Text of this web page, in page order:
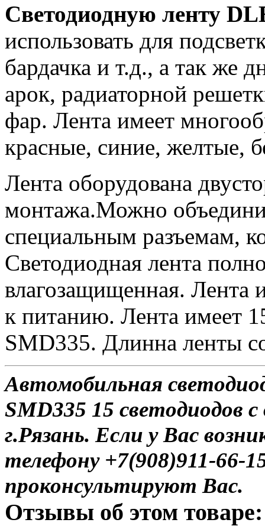
Светодиодную ленту
использовать для
бардачка и т.д., а так же
арок, радиаторной
фар. Лента имеет
красные, синие, желтые,
Лента оборудована
монтажа.Можно
специальным разъемам,
Светодиодная лента
влагозащищенная. Лента
к питанию. Лента имеет
SMD335. Длинна ленты
Автомобильная
SMD335 15 светодиодов
г.Рязань. Если у Вас
телефону +7(908)911-
проконсультируют Вас.
Отзывы об этом товаре: